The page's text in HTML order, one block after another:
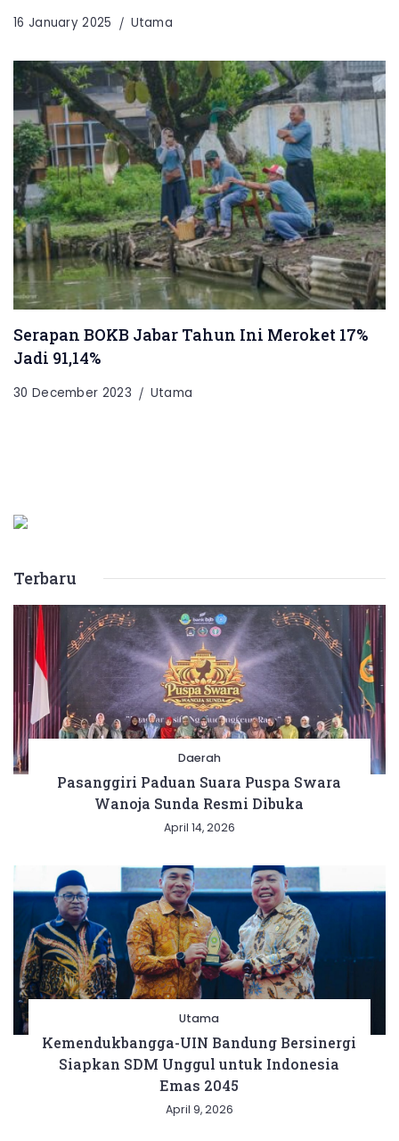
16 January 2025 Utama
Serapan BOKB Jabar Tahun Ini Meroket 17%
Jadi 91,14%
30 December 2023 Utama
Terbaru
Daerah
Pasanggiri Paduan Suara Puspa Swara
Wanoja Sunda Resmi Dibuka
April 14, 2026
Utama
Kemendukbangga-UIN Bandung Bersinergi
Siapkan SDM Unggul untuk Indonesia
Emas 2045
April 9, 2026